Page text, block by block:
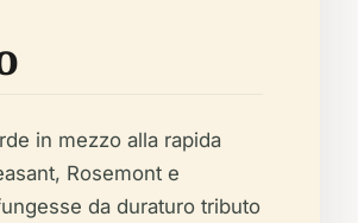
in mezzo alla rapida
Rosemont e
da duraturo tributo